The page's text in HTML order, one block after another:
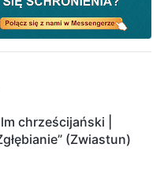
chrześcijański |
(Zwiastun)